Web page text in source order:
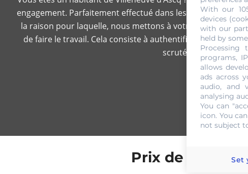
engagement. Parfaitement effectué dans les règles de l’art
la raison pour laquelle, nous mettons à votre disposition
de faire le travail. Cela consiste à authentifier votre or en
scruté à la louche de
Prix de l'or au
With our
devices
with our
held by
Processing
programs,
allows
ads across
audio, and
analysing
You can
icon. You
not subject
Set